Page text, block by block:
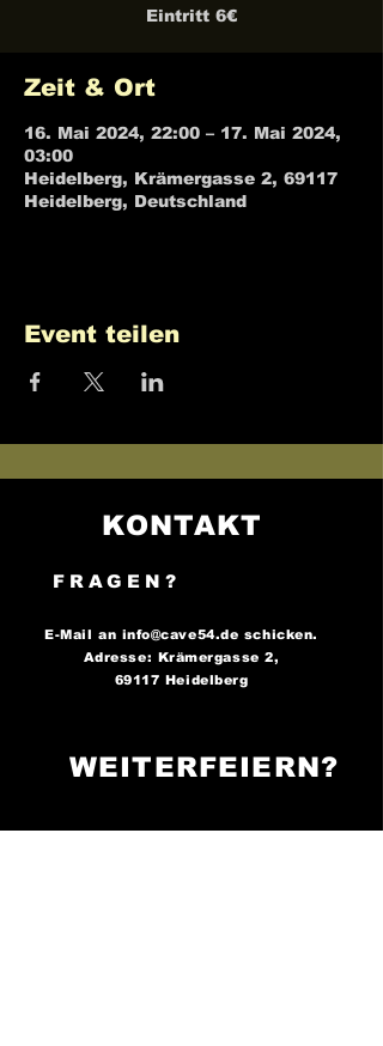
Eintritt 6€
Zeit & Ort
16. Mai 2024, 22:00 – 17. Mai 2024,
03:00
Heidelberg, Krämergasse 2, 69117
Heidelberg, Deutschland
Event teilen
KONTAKT
FRAGEN?
E-Mail an info@cave54.de schicken.
Adresse: Krämergasse 2,
69117 Heidelberg
WEITERFEIERN?